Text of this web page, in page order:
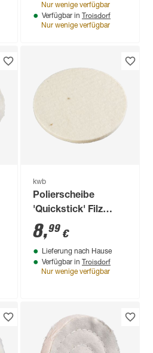
Nur wenige verfügbar
Verfügbar in Troisdorf
Nur wenige verfügbar
kwb
Polierscheibe
'Quickstick' Filz
selbsthaftend Ø 125
mm
8,99 €
Lieferung nach Hause
Verfügbar in Troisdorf
Nur wenige verfügbar